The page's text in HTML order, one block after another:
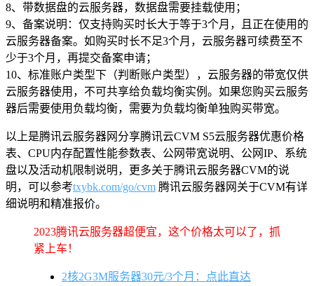
8、带数据盘的云服务器，数据盘需要挂载使用；
9、备案说明：仅支持购买时长大于等于3个月，且正在使用的
云服务器备案。如购买时长不足3个月，云服务器可续费至不
少于3个月，再提交备案申请；
10、标准账户类型下（判断账户类型），云服务器的带宽仅供
云服务器使用，不可共享给负载均衡实例。如果您购买云服务
器后需要使用负载均衡，需要为负载均衡单独购买带宽。
以上是腾讯云服务器网分享腾讯云CVM S5云服务器优惠价格
表、CPU内存配置性能参数表、公网带宽说明、公网IP、系统
盘以及活动机限制说明，更多关于腾讯云服务器CVM的说
明，可以参考txybk.com/go/cvm 腾讯云服务器网关于CVM有详
细说明和精准报价。
2023腾讯云服务器超便宜，这个价格太可以了，抓
紧上车！
2核2G3M服务器30元/3个月：点此直达